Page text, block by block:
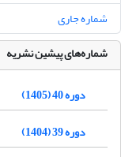
شماره جاری
شماره‌های پیشین نشریه
دوره 40 (1405)
دوره 39 (1404)